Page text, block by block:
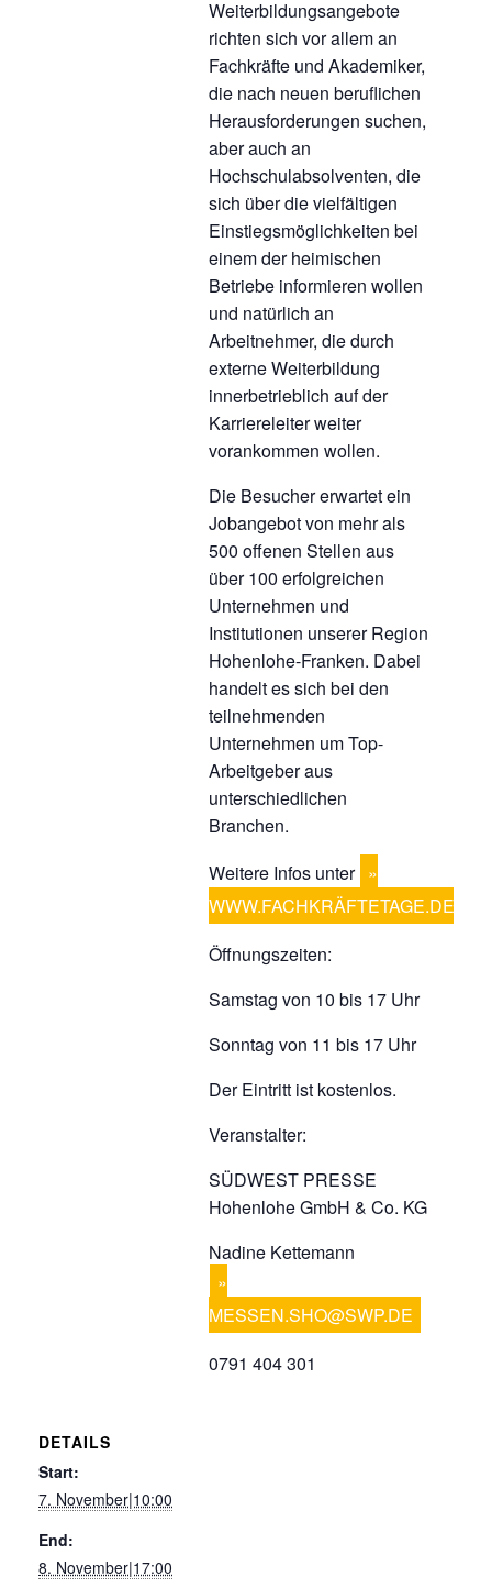
Weiterbildungsangebote
richten sich vor allem an
Fachkräfte und Akademiker,
die nach neuen beruflichen
Herausforderungen suchen,
aber auch an
Hochschulabsolventen, die
sich über die vielfältigen
Einstiegsmöglichkeiten bei
einem der heimischen
Betriebe informieren wollen
und natürlich an
Arbeitnehmer, die durch
externe Weiterbildung
innerbetrieblich auf der
Karriereleiter weiter
vorankommen wollen.
Die Besucher erwartet ein
Jobangebot von mehr als
500 offenen Stellen aus
über 100 erfolgreichen
Unternehmen und
Institutionen unserer Region
Hohenlohe-Franken. Dabei
handelt es sich bei den
teilnehmenden
Unternehmen um Top-
Arbeitgeber aus
unterschiedlichen
Branchen.
Weitere Infos unter
WWW.FACHKRÄFTETAGE.DE
Öffnungszeiten:
Samstag von 10 bis 17 Uhr
Sonntag von 11 bis 17 Uhr
Der Eintritt ist kostenlos.
Veranstalter:
SÜDWEST PRESSE
Hohenlohe GmbH & Co. KG
Nadine Kettemann
MESSEN.SHO@SWP.DE
0791 404 301
DETAILS
Start:
7. November|10:00
End:
8. November|17:00